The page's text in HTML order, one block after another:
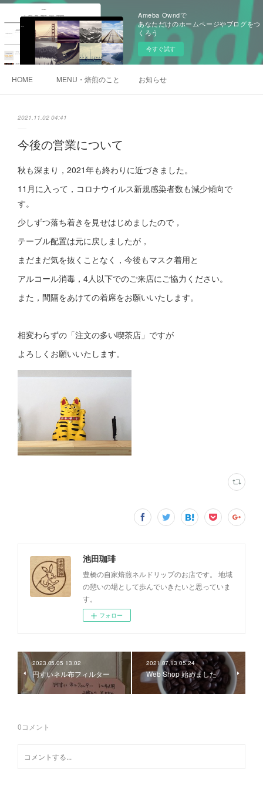
Ameba Owndで
あなただけのホームページやブログをつ
くろう
今すぐ試す
HOME MENU・焙煎のこと お知らせ
2021.11.02 04:41
今後の営業について
秋も深まり，2021年も終わりに近づきました。
11月に入って，コロナウイルス新規感染者数も減少傾向で
す。
少しずつ落ち着きを見せはじめましたので，
テーブル配置は元に戻しましたが，
まだまだ気を抜くことなく，今後もマスク着用と
アルコール消毒，4人以下でのご来店にご協力ください。
また，間隔をあけての着席をお願いいたします。
相変わらずの「注文の多い喫茶店」ですが
よろしくお願いいたします。
池田珈琲
豊橋の自家焙煎ネルドリップのお店です。 地域
の憩いの場として歩んでいきたいと思っていま
す。
フォロー
2023.05.05 13:02
円すいネル布フィルター
2021.07.13 05:24
Web Shop 始めました
0コメント